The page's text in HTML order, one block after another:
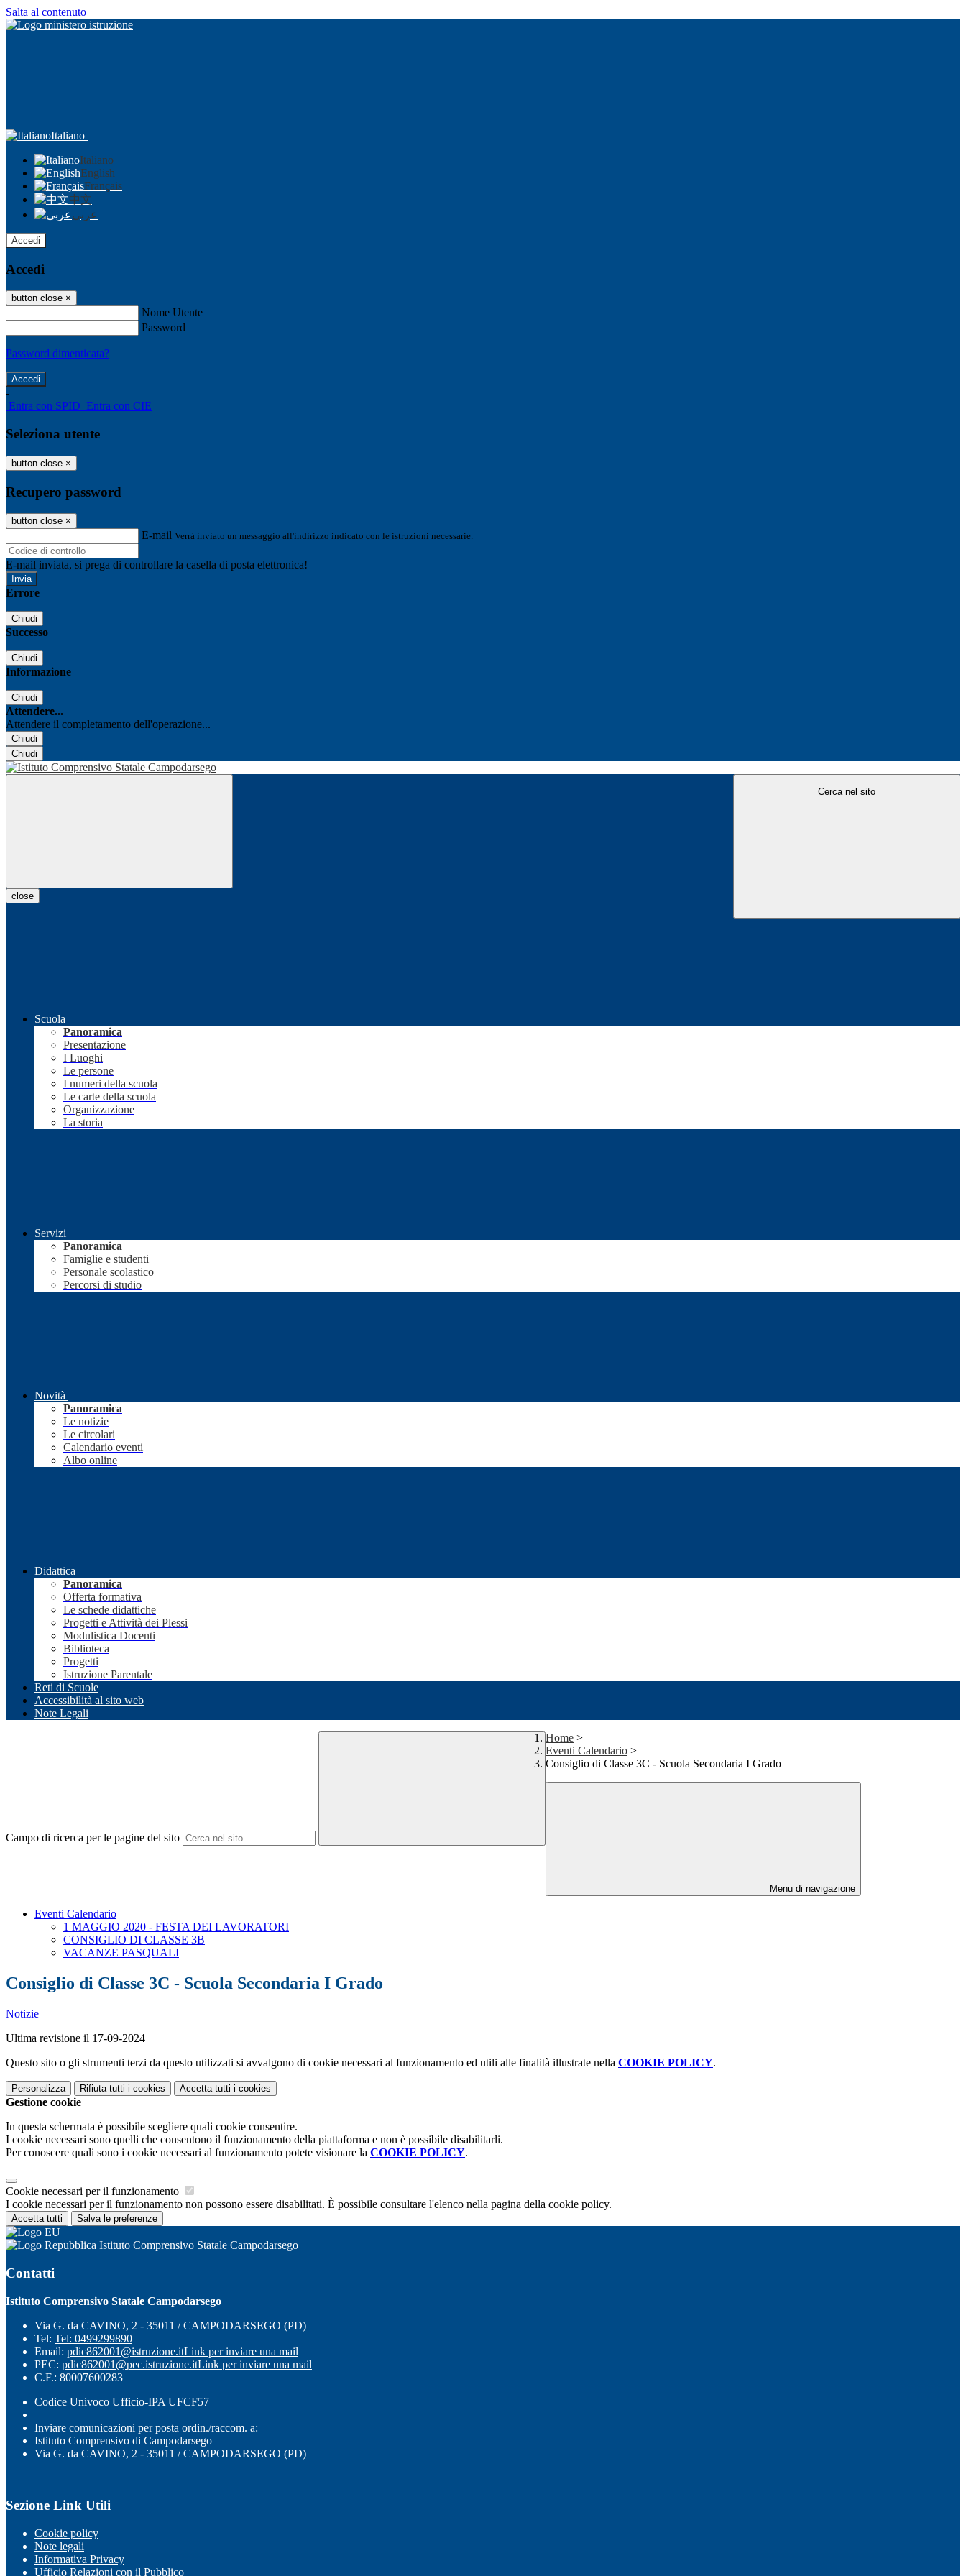
Salta al contenuto
Italiano
Italiano
English
Français
中文
عربى
Accedi
Accedi
button close ×
Nome Utente
Password
Password dimenticata?
-
Entra con SPID Entra con CIE
Seleziona utente
button close ×
Recupero password
button close ×
E-mail Verrà inviato un messaggio all'indirizzo indicato con le istruzioni necessarie.
E-mail inviata, si prega di controllare la casella di posta elettronica!
Errore
Chiudi
Successo
Chiudi
Informazione
Chiudi
Attendere...
Attendere il completamento dell'operazione...
Chiudi
Chiudi
Cerca nel sito
close
Scuola
Panoramica
Presentazione
I Luoghi
Le persone
I numeri della scuola
Le carte della scuola
Organizzazione
La storia
Servizi
Panoramica
Famiglie e studenti
Personale scolastico
Percorsi di studio
Novità
Panoramica
Le notizie
Le circolari
Calendario eventi
Albo online
Didattica
Panoramica
Offerta formativa
Le schede didattiche
Progetti e Attività dei Plessi
Modulistica Docenti
Biblioteca
Progetti
Istruzione Parentale
Reti di Scuole
Accessibilità al sito web
Note Legali
Campo di ricerca per le pagine del sito
Home >
Eventi Calendario >
Consiglio di Classe 3C - Scuola Secondaria I Grado
Menu di navigazione
Eventi Calendario
1 MAGGIO 2020 - FESTA DEI LAVORATORI
CONSIGLIO DI CLASSE 3B
VACANZE PASQUALI
Consiglio di Classe 3C - Scuola Secondaria I Grado
Notizie
Ultima revisione il 17-09-2024
Questo sito o gli strumenti terzi da questo utilizzati si avvalgono di cookie necessari al funzionamento ed utili alle finalità illustrate nella COOKIE POLICY.
Personalizza Rifiuta tutti i cookies Accetta tutti i cookies
Gestione cookie
In questa schermata è possibile scegliere quali cookie consentire.
I cookie necessari sono quelli che consentono il funzionamento della piattaforma e non è possibile disabilitarli.
Per conoscere quali sono i cookie necessari al funzionamento potete visionare la COOKIE POLICY.
Cookie necessari per il funzionamento
I cookie necessari per il funzionamento non possono essere disabilitati. È possibile consultare l'elenco nella pagina della cookie policy.
Accetta tutti Salva le preferenze
Istituto Comprensivo Statale Campodarsego
Contatti
Istituto Comprensivo Statale Campodarsego
Via G. da CAVINO, 2 - 35011 / CAMPODARSEGO (PD)
Tel: Tel: 0499299890
Email: pdic862001@istruzione.itLink per inviare una mail
PEC: pdic862001@pec.istruzione.itLink per inviare una mail
C.F.: 80007600283
Codice Univoco Ufficio-IPA UFCF57
Inviare comunicazioni per posta ordin./raccom. a:
Istituto Comprensivo di Campodarsego
Via G. da CAVINO, 2 - 35011 / CAMPODARSEGO (PD)
Sezione Link Utili
Cookie policy
Note legali
Informativa Privacy
Ufficio Relazioni con il Pubblico